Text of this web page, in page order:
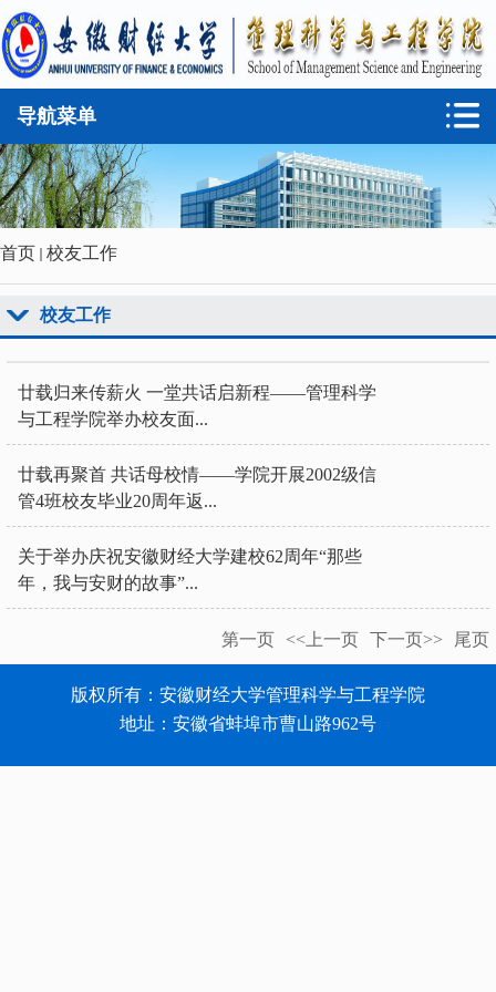
导航菜单
首页 校友工作
校友工作
廿载归来传薪火 一堂共话启新程——管理科学
与工程学院举办校友面...
廿载再聚首 共话母校情——学院开展2002级信
管4班校友毕业20周年返...
关于举办庆祝安徽财经大学建校62周年“那些
年，我与安财的故事”...
第一页 <<上一页 下一页>> 尾页
版权所有：安徽财经大学管理科学与工程学院
地址：安徽省蚌埠市曹山路962号